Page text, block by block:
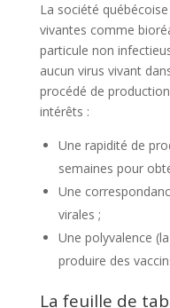
La société
vivantes comme
particule non
aucun virus vivant
procédé de
intérêts :
Une rapidité de
semaines pour
Une
virales ;
Une polyvalence
produire des
La feuille de